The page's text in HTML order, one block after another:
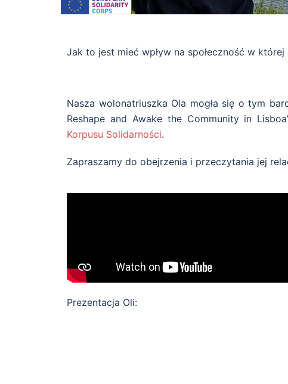
Jak to jest mieć wpływ na społeczność w której
Nasza wolonatriuszka Ola mogła się o tym
Reshape and Awake the Community in
Korpusu Solidarności.
Zapraszamy do obejrzenia i przeczytania jej
Prezentacja Oli: